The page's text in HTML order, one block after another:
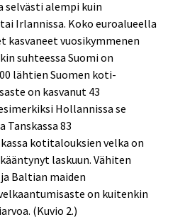
selvästi alempi kuin
Irlannissa. Koko euroalueella
kasvaneet vuosikymmenen
suhteessa Suomi on
lähtien Suomen koti-
on kasvanut 43
Hollannissa se
Tanskassa 83
kotitalouksien velka on
laskuun. Vähiten
Baltian maiden
on kuitenkin
(Kuvio 2.)